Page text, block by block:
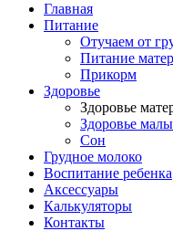
Главная
Питание
Отучаем от
Питание
Прикорм
Здоровье
Здоровье
Здоровье
Сон
Грудное молоко
Воспитание ребенка
Аксессуары
Калькуляторы
Контакты